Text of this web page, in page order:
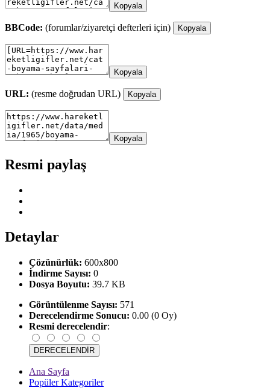
Kopyala
BBCode: (forumlar/ziyaretçi defterleri için) Kopyala
Kopyala
URL: (resme doğrudan URL) Kopyala
Kopyala
Resmi paylaş
Detaylar
Çözünürlük: 600x800
İndirme Sayısı: 0
Dosya Boyutu: 39.7 KB
Görüntülenme Sayısı: 571
Derecelendirme Sonucu: 0.00 (0 Oy)
Resmi derecelendir:
Ana Sayfa
Popüler Kategoriler